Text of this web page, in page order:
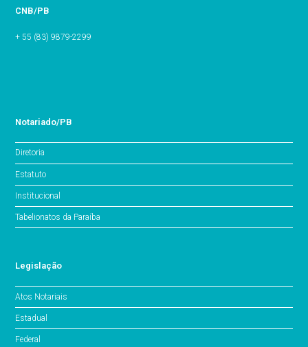
CNB/PB
+ 55 (83) 9879-2299
Notariado/PB
Diretoria
Estatuto
Institucional
Tabelionatos da Paraíba
Legislação
Atos Notariais
Estadual
Federal